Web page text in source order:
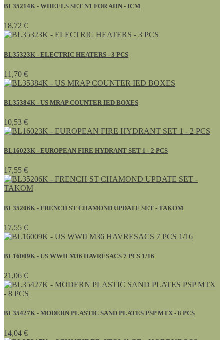
BL35214K - WHEELS SET N1 FOR AHN - ICM
18,72 €
BL35323K - ELECTRIC HEATERS - 3 PCS
11,70 €
BL35384K - US MRAP COUNTER IED BOXES
10,53 €
BL16023K - EUROPEAN FIRE HYDRANT SET 1 - 2 PCS
17,55 €
BL35206K - FRENCH ST CHAMOND UPDATE SET - TAKOM
17,55 €
BL16009K - US WWII M36 HAVRESACS 7 PCS 1/16
21,06 €
BL35427K - MODERN PLASTIC SAND PLATES PSP MTX - 8 PCS
14,04 €